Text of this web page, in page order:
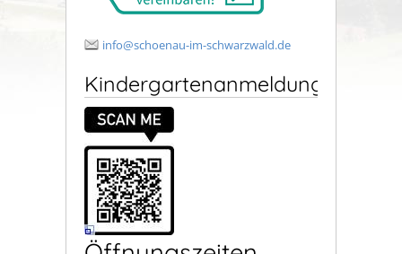
info@schoenau-im-schwarzwald.de
Kindergartenanmeldung